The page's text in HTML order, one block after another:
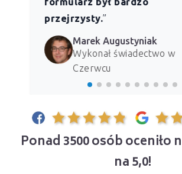
przejrzysty.”
Marek Augustyniak
Wykonał świadectwo w
Czerwcu
Ponad 3500 osób oceniło
na 5,0!